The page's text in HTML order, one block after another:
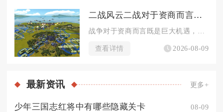
二战风云二战对于资商而言是机遇还是威胁
查看详情 2026-08-09
最新资讯 更多+
少年三国志红将中有哪些隐藏关卡 08-09